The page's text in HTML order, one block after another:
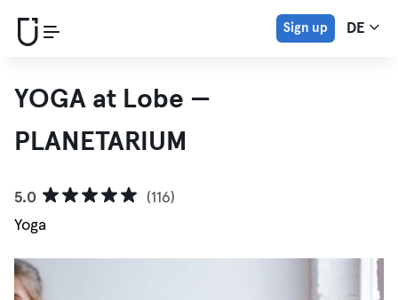
Sign up DE
YOGA at Lobe —
PLANETARIUM
5.0
(116)
Yoga